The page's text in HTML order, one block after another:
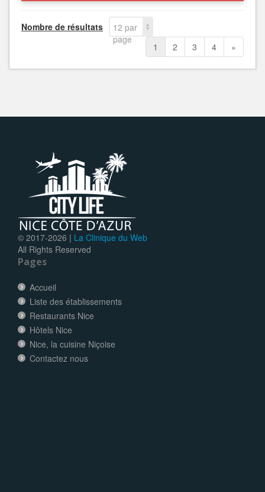
Nombre de résultats
12 par
page
1 2 3 4 »
© 2017-2026 | La Clinique du Web
All Rights Reserved
Pages
Accueil
Liste des établissements
Restaurants Nice
Hôtels Nice
Nice, la cuisine Niçoise
Contactez nous